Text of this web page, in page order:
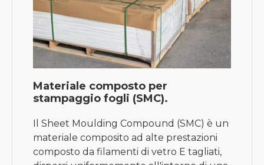
Materiale composto per
stampaggio fogli (SMC).
Il Sheet Moulding Compound (SMC) è un
materiale composito ad alte prestazioni
composto da filamenti di vetro E tagliati,